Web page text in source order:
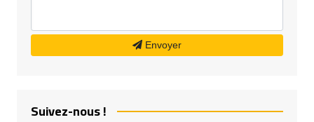
Envoyer
Suivez-nous !